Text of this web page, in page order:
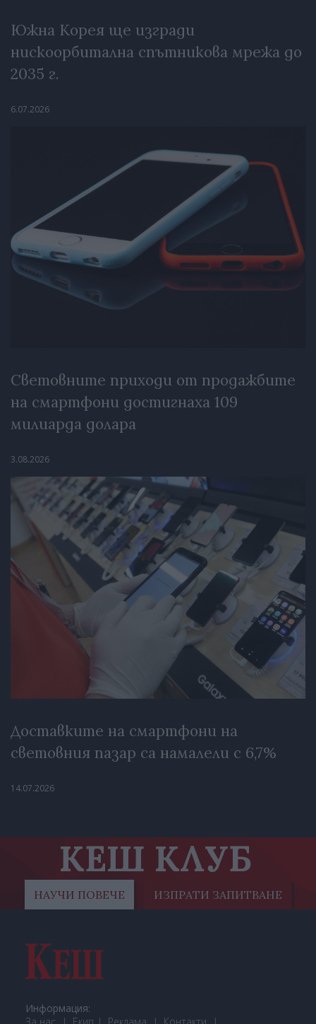
Южна Корея ще изгради
нискоорбитална спътникова мрежа до
2035 г.
6.07.2026
Световните приходи от продажбите
на смартфони достигнаха 109
милиарда долара
3.08.2026
Доставките на смартфони на
световния пазар са намалели с 6,7%
14.07.2026
КЕШ КЛУБ
НАУЧИ ПОВЕЧЕ ИЗПРАТИ ЗАПИТВАНЕ
Информация: